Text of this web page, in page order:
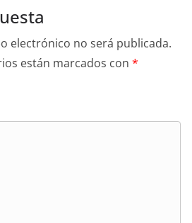
electrónico no será publicada.
están marcados con *